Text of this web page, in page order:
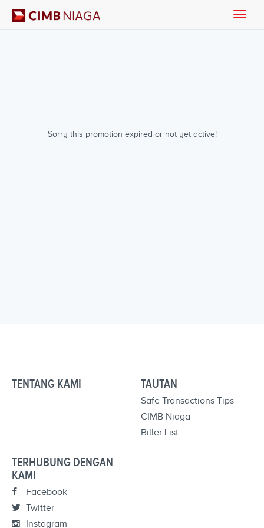
Sorry this promotion expired or not yet active!
Toggle
TENTANG KAMI TAUTAN
Safe Transactions Tips
CIMB Niaga
Biller List
TERHUBUNG DENGAN
KAMI
Facebook
Twitter
Instagram